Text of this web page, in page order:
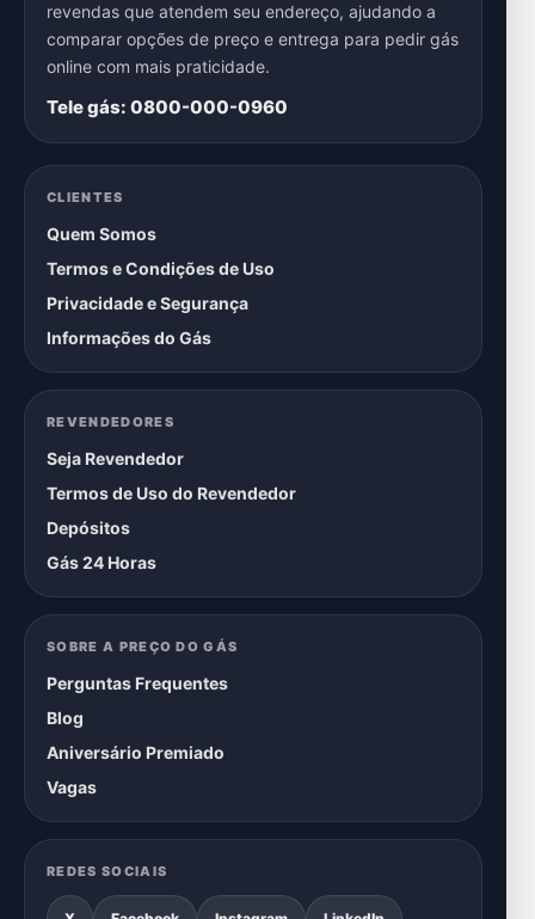
revendas que atendem seu endereço, ajudando a
comparar opções de preço e entrega para pedir gás
online com mais praticidade.
Tele gás: 0800-000-0960
CLIENTES
Quem Somos
Termos e Condições de Uso
Privacidade e Segurança
Informações do Gás
REVENDEDORES
Seja Revendedor
Termos de Uso do Revendedor
Depósitos
Gás 24 Horas
SOBRE A PREÇO DO GÁS
Perguntas Frequentes
Blog
Aniversário Premiado
Vagas
REDES SOCIAIS